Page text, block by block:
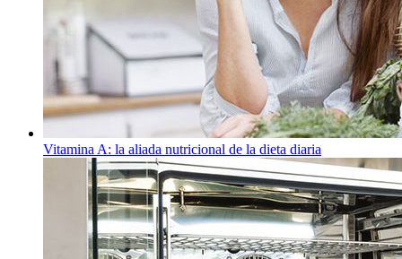
Vitamina A: la aliada nutricional de la dieta diaria